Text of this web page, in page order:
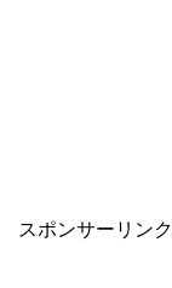
スポンサーリンク